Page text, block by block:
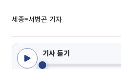
세종=서병곤 기자
기사 듣기